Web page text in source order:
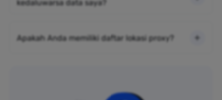
kedaluwarsa data saya?
Apakah Anda memiliki daftar lokasi proxy?